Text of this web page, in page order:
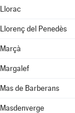
Llorac
Llorenç del Penedès
Marçà
Margalef
Mas de Barberans
Masdenverge